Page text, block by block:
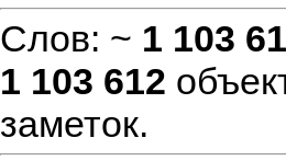
Слов: ~ 1 103
1 103 612
заметок.